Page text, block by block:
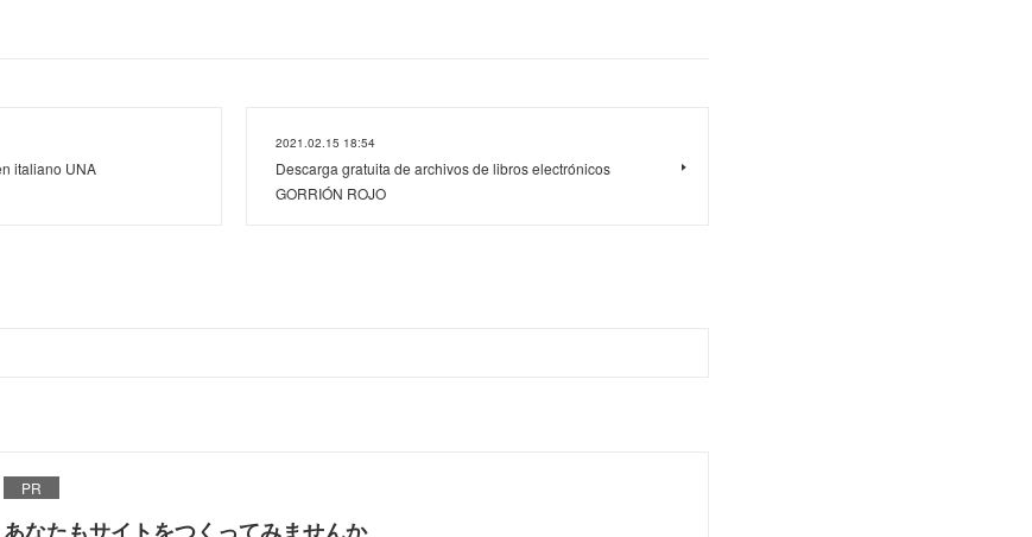
italiano UNA
2021.02.15 18:54
Descarga gratuita de archivos de libros electrónicos
GORRIÓN ROJO
PR